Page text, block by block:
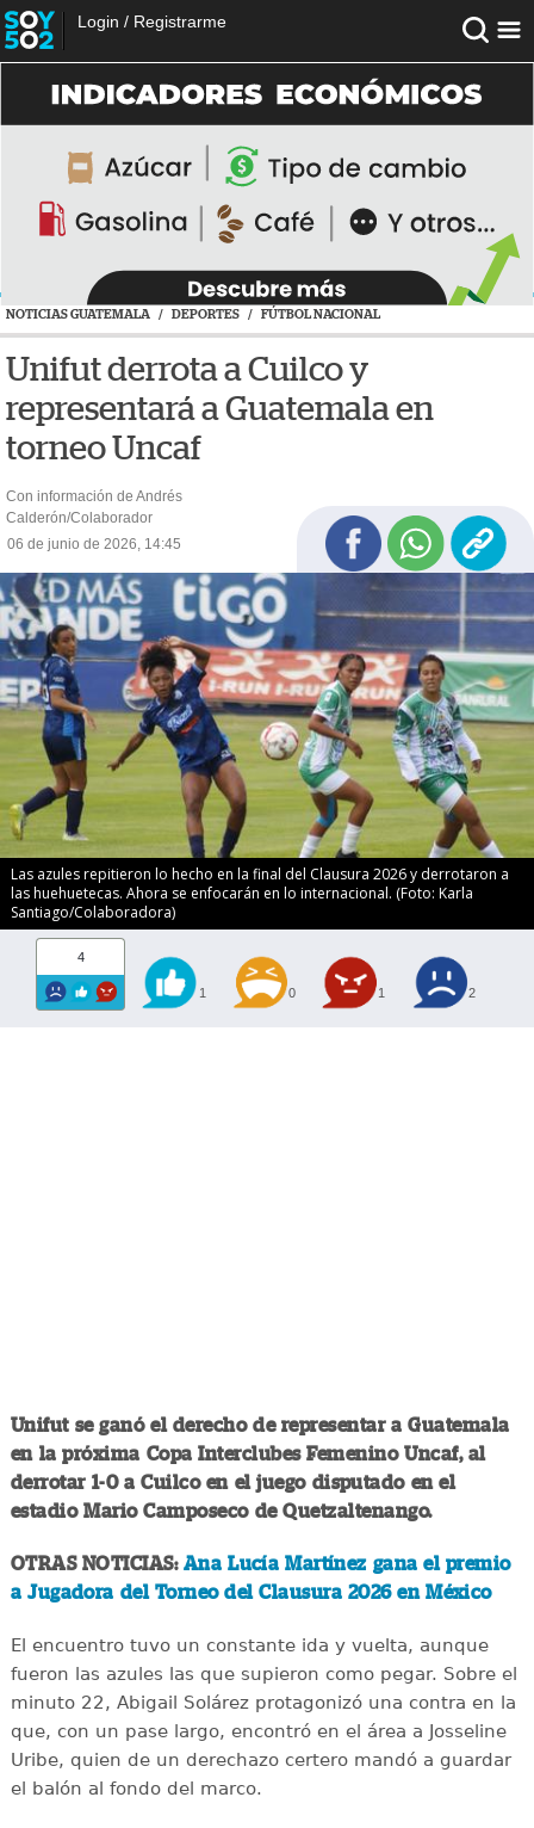
Login / Registrarme
NOTICIAS GUATEMALA / DEPORTES / FÚTBOL NACIONAL
Unifut derrota a Cuilco y
representará a Guatemala en
torneo Uncaf
Con información de Andrés
Calderón/Colaborador
06 de junio de 2026, 14:45
Las azules repitieron lo hecho en la final del Clausura 2026 y derrotaron a
las huehuetecas. Ahora se enfocarán en lo internacional. (Foto: Karla
Santiago/Colaboradora)
4
1 0 1 2
Unifut se ganó el derecho de representar a Guatemala
en la próxima Copa Interclubes Femenino Uncaf, al
derrotar 1-0 a Cuilco en el juego disputado en el
estadio Mario Camposeco de Quetzaltenango.
OTRAS NOTICIAS: Ana Lucía Martínez gana el premio
a Jugadora del Torneo del Clausura 2026 en México
El encuentro tuvo un constante ida y vuelta, aunque
fueron las azules las que supieron como pegar. Sobre el
minuto 22, Abigail Solárez protagonizó una contra en la
que, con un pase largo, encontró en el área a Josseline
Uribe, quien de un derechazo certero mandó a guardar
el balón al fondo del marco.